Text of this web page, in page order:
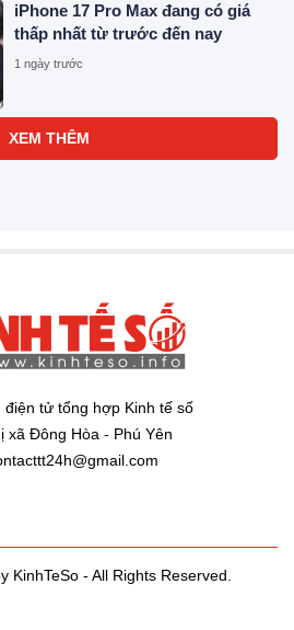
iPhone 17 Pro Max đang có giá
thấp nhất từ trước đến nay
1 ngày trước
chuẩn sống cho người dân xứ
Nghệ
1 ngày trước
Cebu Pacific nối lại các đường
bay Hà Nội-Clark, Thành phố Hồ
Nucleus Software và FPT Ra Mắt